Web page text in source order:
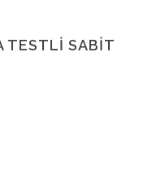
TESTLİ SABİT